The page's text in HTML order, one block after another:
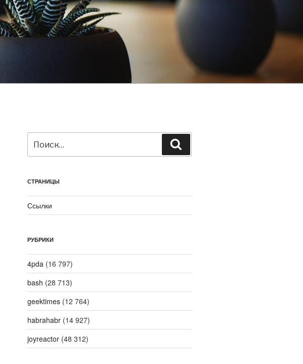
СТРАНИЦЫ
Ссылки
РУБРИКИ
4pda(16 797)
bash (28 713)
geektimes(12 764)
habrahabr(14 927)
joyreactor(48 312)